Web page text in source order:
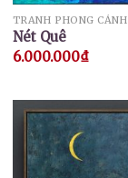
TRANH PHONG CẢNH
Nét Quê
6.000.000₫